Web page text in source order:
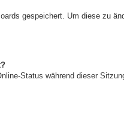
gespeichert. Um diese zu
Status während dieser